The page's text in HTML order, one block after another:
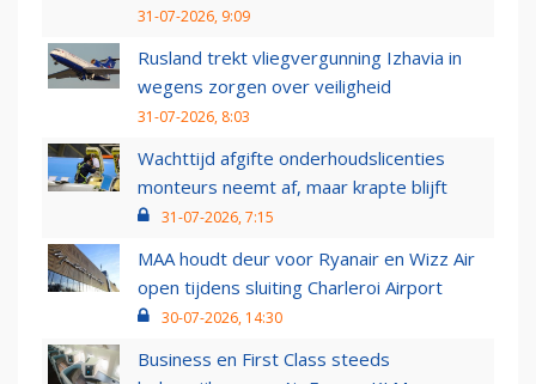
31-07-2026, 9:09
Rusland trekt vliegvergunning Izhavia in
wegens zorgen over veiligheid
31-07-2026, 8:03
Wachttijd afgifte onderhoudslicenties
monteurs neemt af, maar krapte blijft
31-07-2026, 7:15
MAA houdt deur voor Ryanair en Wizz Air
open tijdens sluiting Charleroi Airport
30-07-2026, 14:30
Business en First Class steeds